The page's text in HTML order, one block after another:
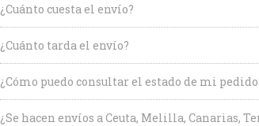
¿Cuánto cuesta el envío?
¿Cuánto tarda el envío?
¿Cómo puedo consultar el estado de mi
¿Se hacen envíos a Ceuta, Melilla, Canarias,